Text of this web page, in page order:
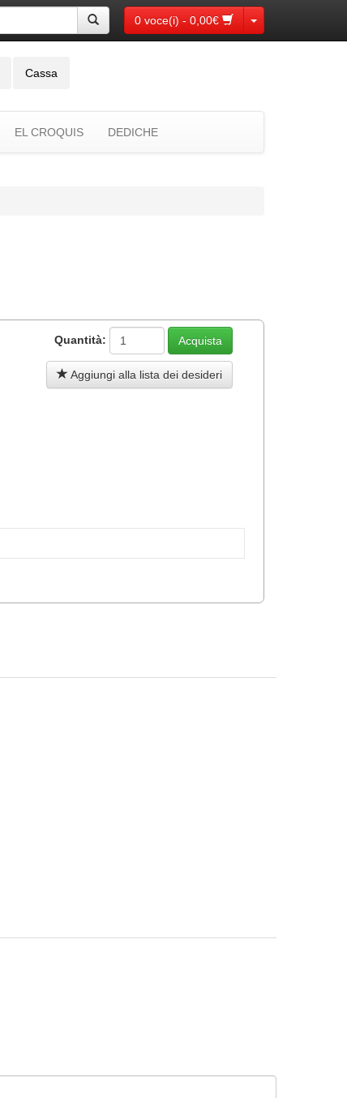
0 voce(i) - 0,00€ Toggle Dropdown
Cassa
EL CROQUIS DEDICHE
Quantità:
Aggiungi alla lista dei desideri